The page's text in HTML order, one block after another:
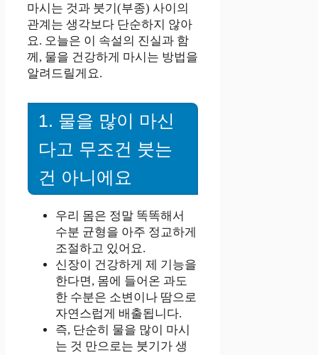
마시는 것과 붓기(부종) 사이의
관계는 생각보다 단순하지 않아
요. 오늘은 이 속설의 진실과 함
께, 물을 건강하게 마시는 방법을
알려드릴게요.
1. 물을 많이 마신
다고 무조건 붓는
건 아니에요
우리 몸은 정말 똑똑해서
수분 균형을 아주 정교하게
조절하고 있어요.
신장이 건강하게 제 기능을
한다면, 몸에 들어온 과도
한 수분은 소변이나 땀으로
자연스럽게 배출됩니다.
즉, 단순히 물을 많이 마시
는 것 만으로는 붓기가 생